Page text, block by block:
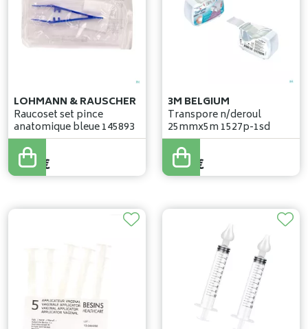
LOHMANN & RAUSCHER
Raucoset set pince
anatomique bleue 145893
0,50 €
3M BELGIUM
Transpore n/deroul
25mmx5m 1527p-1sd
4,26 €